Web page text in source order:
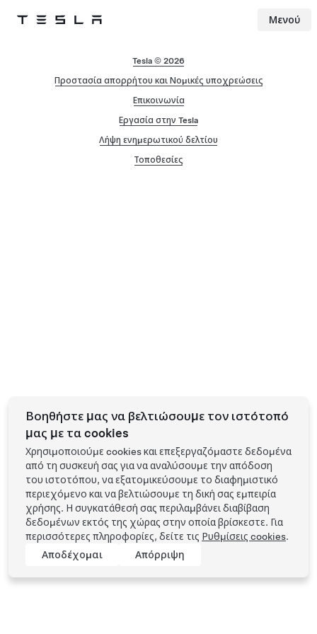
Tesla Μενού
Tesla © 2026
Προστασία απορρήτου και Νομικές υποχρεώσεις
Επικοινωνία
Εργασία στην Tesla
Λήψη ενημερωτικού δελτίου
Τοποθεσίες
Βοηθήστε μας να βελτιώσουμε τον ιστότοπό
μας με τα cookies
Χρησιμοποιούμε cookies και επεξεργαζόμαστε δεδομένα
από τη συσκευή σας για να αναλύσουμε την απόδοση
του ιστοτόπου, να εξατομικεύσουμε το διαφημιστικό
περιεχόμενο και να βελτιώσουμε τη δική σας εμπειρία
χρήσης. Η συγκατάθεσή σας περιλαμβάνει διαβίβαση
δεδομένων εκτός της χώρας στην οποία βρίσκεστε. Για
περισσότερες πληροφορίες, δείτε τις Ρυθμίσεις cookies.
Αποδέχομαι
Απόρριψη